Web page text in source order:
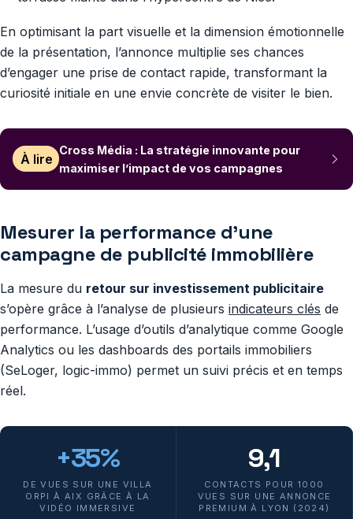
En optimisant la part visuelle et la dimension émotionnelle
de la présentation, l’annonce multiplie ses chances
d’engager une prise de contact rapide, transformant la
curiosité initiale en une envie concrète de visiter le bien.
À lire
Cross Média : La stratégie innovante pour
maximiser l’impact de vos campagnes
Mesurer la performance d’une
campagne de publicité immobilière
La mesure du retour sur investissement publicitaire
s’opère grâce à l’analyse de plusieurs indicateurs clés de
performance. L’usage d’outils d’analytique comme Google
Analytics ou les dashboards des portails immobiliers
(SeLoger, logic-immo) permet un suivi précis et en temps
réel.
+35%
DE VUES SUR UNE VILLA
ORPI À AIX GRÂCE À LA
VIDÉO IMMERSIVE
9,1
CONTACTS POUR 1000
VUES SUR UNE ANNONCE
PREMIUM À LYON (2024)